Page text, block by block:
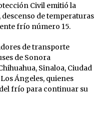
Civil emitió la
de temperaturas
frío número 15.
de transporte
de Sonora
Sinaloa, Ciudad
Ángeles, quienes
frío para continuar su